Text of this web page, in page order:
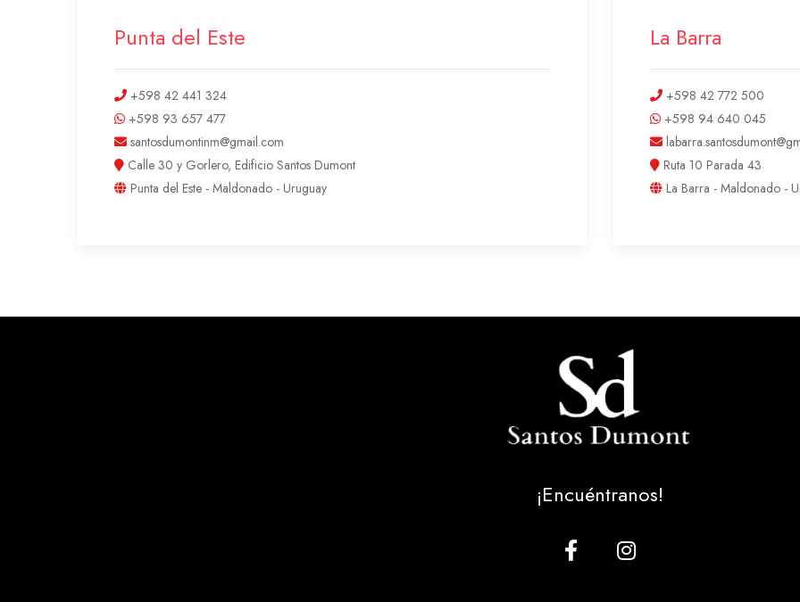
Punta del Este
+598 42 441 324
+598 93 657 477
santosdumontinm@gmail.com
Calle 30 y Gorlero, Edificio Santos Dumont
Punta del Este - Maldonado - Uruguay
La Barra
+598 42 772 500
+598 94 640 045
Ruta 10 Parada 43
La Barra - Maldonado -
¡Encuéntranos!